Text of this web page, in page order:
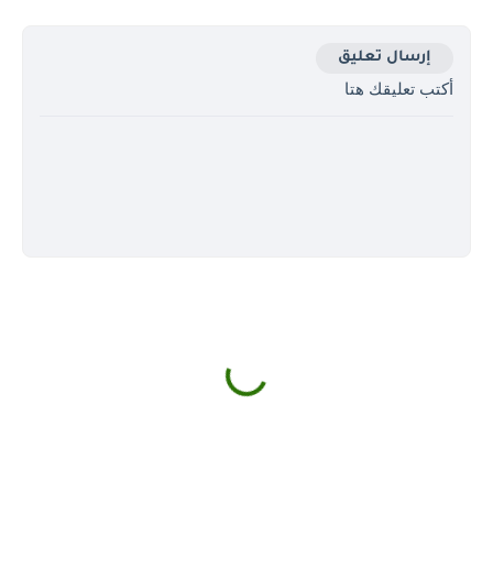
إرسال تعليق
أكتب تعليقك هتا